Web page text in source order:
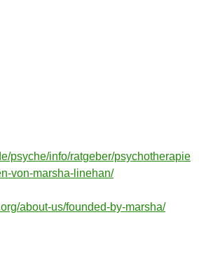
psyche/info/ratgeber/psychotherapie
von-marsha-linehan/
about-us/founded-by-marsha/